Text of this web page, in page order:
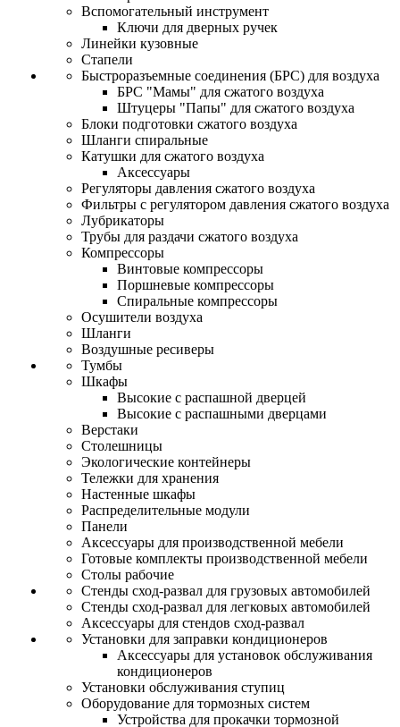
Вспомогательный инструмент
Ключи для дверных ручек
Линейки кузовные
Стапели
Быстроразъемные соединения (БРС) для воздуха
БРС "Мамы" для сжатого воздуха
Штуцеры "Папы" для сжатого воздуха
Блоки подготовки сжатого воздуха
Шланги спиральные
Катушки для сжатого воздуха
Аксессуары
Регуляторы давления сжатого воздуха
Фильтры с регулятором давления сжатого воздуха
Лубрикаторы
Трубы для раздачи сжатого воздуха
Компрессоры
Винтовые компрессоры
Поршневые компрессоры
Спиральные компрессоры
Осушители воздуха
Шланги
Воздушные ресиверы
Тумбы
Шкафы
Высокие с распашной дверцей
Высокие с распашными дверцами
Верстаки
Столешницы
Экологические контейнеры
Тележки для хранения
Настенные шкафы
Распределительные модули
Панели
Аксессуары для производственной мебели
Готовые комплекты производственной мебели
Столы рабочие
Стенды сход-развал для грузовых автомобилей
Стенды сход-развал для легковых автомобилей
Аксессуары для стендов сход-развал
Установки для заправки кондиционеров
Аксессуары для установок обслуживания
кондиционеров
Установки обслуживания ступиц
Оборудование для тормозных систем
Устройства для прокачки тормозной